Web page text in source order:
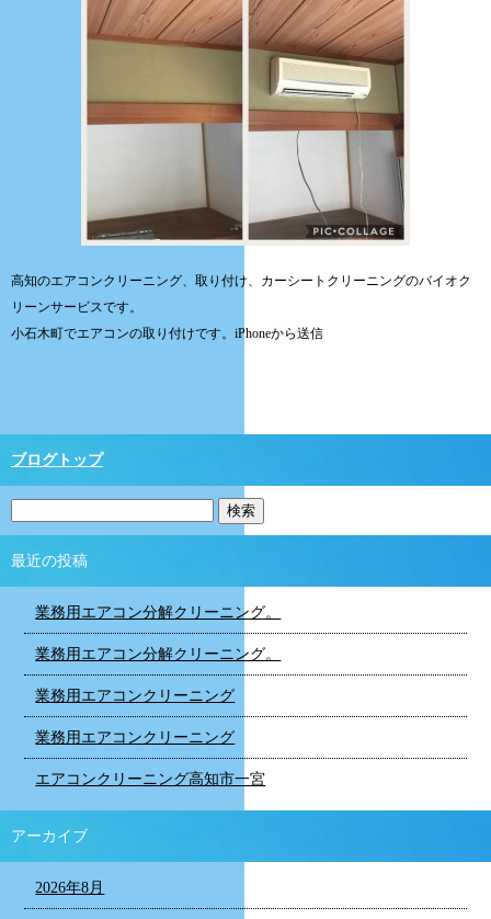
高知のエアコンクリーニング、取り付け、カーシートクリーニングのバイオク
リーンサービスです。
小石木町でエアコンの取り付けです。iPhoneから送信
ブログトップ
最近の投稿
業務用エアコン分解クリーニング。
業務用エアコン分解クリーニング。
業務用エアコンクリーニング
業務用エアコンクリーニング
エアコンクリーニング高知市一宮
アーカイブ
2026年8月